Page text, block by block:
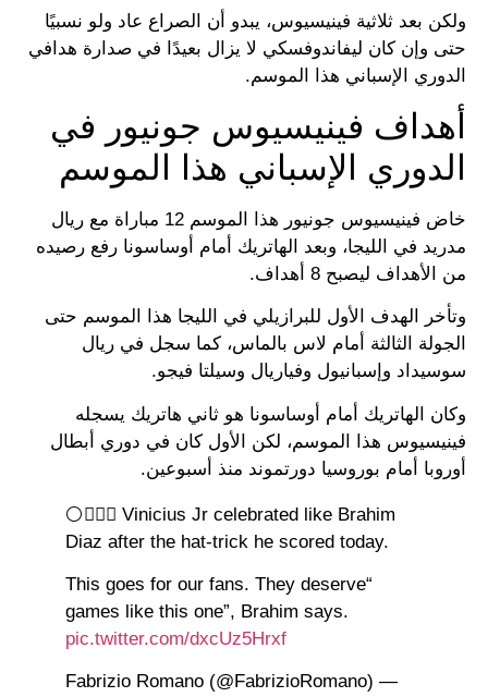
ولكن بعد ثلاثية فينيسيوس، يبدو أن الصراع عاد ولو نسبيًا
حتى وإن كان ليفاندوفسكي لا يزال بعيدًا في صدارة هدافي
الدوري الإسباني هذا الموسم.
أهداف فينيسيوس جونيور في
الدوري الإسباني هذا الموسم
خاض فينيسيوس جونيور هذا الموسم 12 مباراة مع ريال
مدريد في الليجا، وبعد الهاتريك أمام أوساسونا رفع رصيده
من الأهداف ليصبح 8 أهداف.
وتأخر الهدف الأول للبرازيلي في الليجا هذا الموسم حتى
الجولة الثالثة أمام لاس بالماس، كما سجل في ريال
سوسيداد وإسبانيول وفياريال وسيلتا فيجو.
وكان الهاتريك أمام أوساسونا هو ثاني هاتريك يسجله
فينيسيوس هذا الموسم، لكن الأول كان في دوري أبطال
أوروبا أمام بوروسيا دورتموند منذ أسبوعين.
⚪️🤷🏼‍♂️ Vinicius Jr celebrated like Brahim
Diaz after the hat-trick he scored today.
“This goes for our fans. They deserve
games like this one”, Brahim says.
pic.twitter.com/dxcUz5Hrxf
— Fabrizio Romano (@FabrizioRomano)